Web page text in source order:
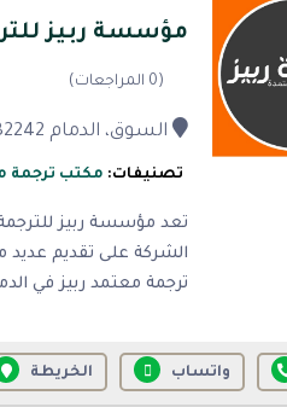
مؤسسة ربيز
(0 المراجعات)
السوق، الدمام 32242
تصنيفات: مكتب ترجمة
تعد مؤسسة ربيز
الشركة على تقديم عديد
ترجمة معتمد ربيز في
واتساب الخريطة